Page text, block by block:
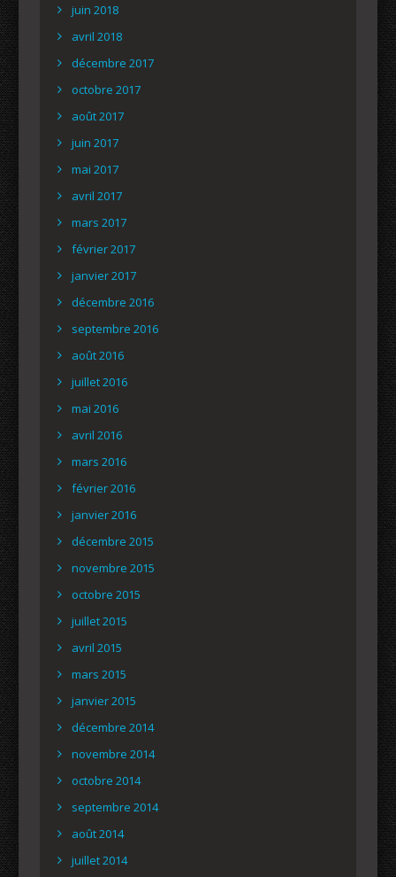
juin 2018
avril 2018
décembre 2017
octobre 2017
août 2017
juin 2017
mai 2017
avril 2017
mars 2017
février 2017
janvier 2017
décembre 2016
septembre 2016
août 2016
juillet 2016
mai 2016
avril 2016
mars 2016
février 2016
janvier 2016
décembre 2015
novembre 2015
octobre 2015
juillet 2015
avril 2015
mars 2015
janvier 2015
décembre 2014
novembre 2014
octobre 2014
septembre 2014
août 2014
juillet 2014